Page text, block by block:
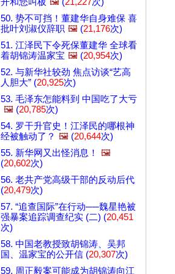
50. 势不可挡！董建华自身难保 喜
批叶刘淑仪辞职 🖼️ (21,176次)
51. 江泽民下令死保董建华 全球看
着胡锦涛温家宝 🖼️ (20,954次)
52. 与新华社较劲 焦点访谈“艺高
人胆大” (20,925次)
53. 毛泽东怎能料到 中国吃了大亏
🖼️ (20,785次)
54. 罗干升官史！江泽民的哪根神
经被触动了？ 🖼️ (20,644次)
55. 新华网又出怪消息！
🖼️
(20,602次)
56. 老共产党高级干部的反动后代
(20,479次)
57. “追查国际”在行动──魏星艳被
强暴案追踪调查纪实 (二) (20,451
次)
58. 中国老教授致胡锦涛、吴邦
国、温家宝的公开信 (20,307次)
59. 周正毅案可能成为胡锦涛向江